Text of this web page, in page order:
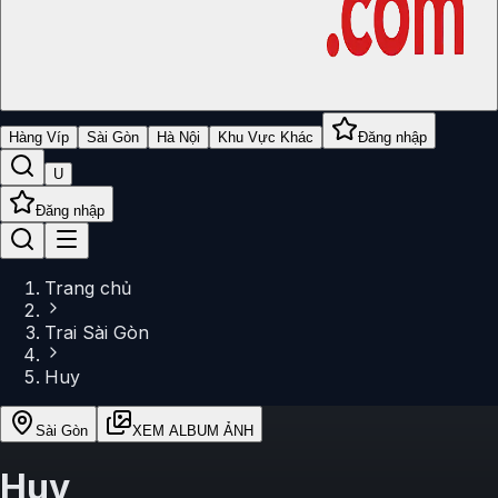
Hàng Víp Sài Gòn Hà Nội Khu Vực Khác Đăng nhập
U
Đăng nhập
Trang chủ
Trai Sài Gòn
Huy
Sài Gòn XEM ALBUM ẢNH
Huy